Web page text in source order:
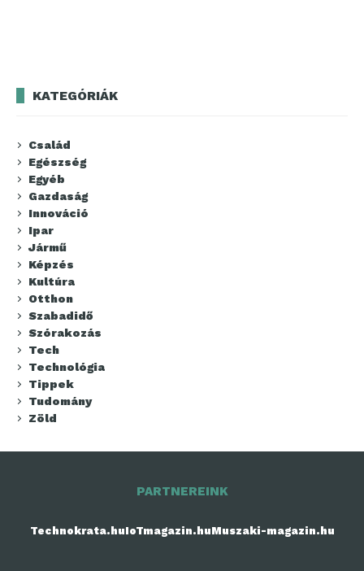
KATEGÓRIÁK
Család
Egészség
Egyéb
Gazdaság
Innováció
Ipar
Jármű
Képzés
Kultúra
Otthon
Szabadidő
Szórakozás
Tech
Technológia
Tippek
Tudomány
Zöld
PARTNEREINK
Technokrata.huIoTmagazin.huMuszaki-magazin.hu